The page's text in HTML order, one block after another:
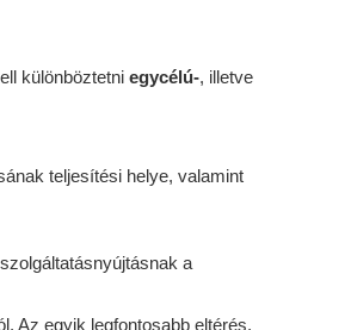
különböztetni egycélú-, illetve
teljesítési helye, valamint
a
Az egyik legfontosabb eltérés,